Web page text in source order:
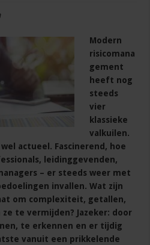
Modern
risicomana
gement
heeft nog
steeds
vier
klassieke
valkuilen.
actueel. Fascinerend, hoe
leidinggevenden,
– er steeds weer met
invallen. Wat zijn
om complexiteit, getallen,
te vermijden? Jazeker: door
te erkennen en er tijdig
vanuit een prikkelende